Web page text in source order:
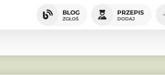
BLOG
ZGŁOŚ
PRZEPIS
DODAJ